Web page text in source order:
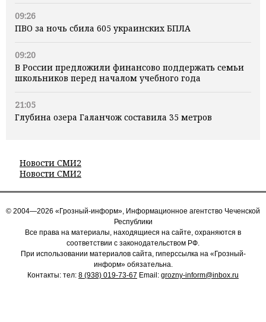
09:26
ПВО за ночь сбила 605 украинских БПЛА
09:20
В России предложили финансово поддержать семьи
школьников перед началом учебного года
21:05
Глубина озера Галанчож составила 35 метров
Новости СМИ2
Новости СМИ2
© 2004—2026 «Грозный-информ», Информационное агентство Чеченской
Республики
Все права на материалы, находящиеся на сайте, охраняются в
соответствии с законодательством РФ.
При использовании материалов сайта, гиперссылка на «Грозный-
информ» обязательна.
Контакты: тел: 8 (938) 019-73-67 Email: grozny-inform@inbox.ru